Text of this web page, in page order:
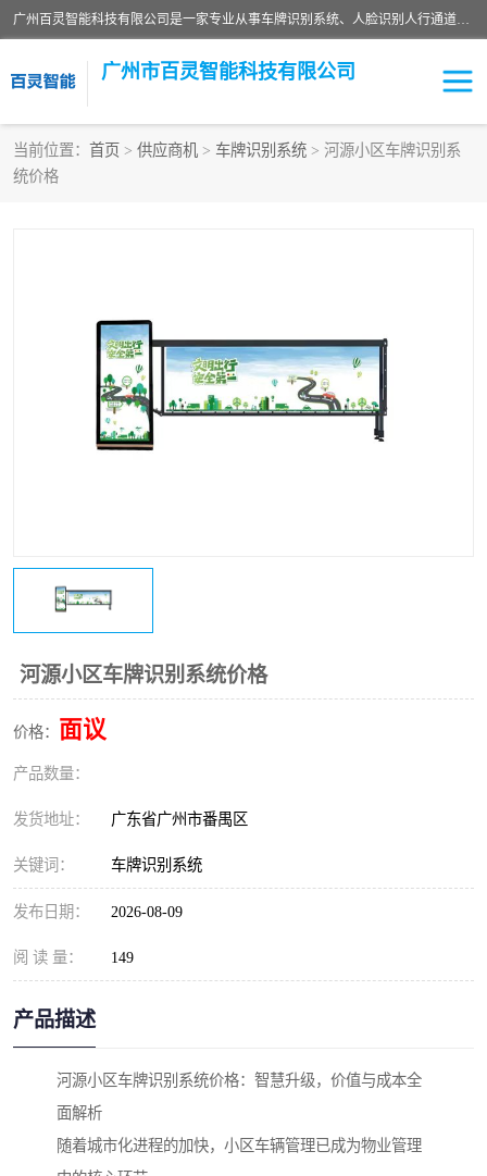
广州百灵智能科技有限公司是一家专业从事车牌识别系统、人脸识别人行通道、安防监控交通设施、停车场智能管理系统、停车场云平台、车牌识别一体机、自动道闸、通道设备、交通设施及交通划线等产品研发、生产和销售的高新技术企业。
广州市百灵智能科技有限公司
当前位置： 首页 > 供应商机 > 车牌识别系统 > 河源小区车牌识别系
统价格
河源小区车牌识别系统价格
价格： 面议
产品数量：
发货地址： 广东省广州市番禺区
关键词： 车牌识别系统
发布日期： 2026-08-09
阅 读 量： 149
产品描述
河源小区车牌识别系统价格：智慧升级，价值与成本全
面解析
随着城市化进程的加快，小区车辆管理已成为物业管理
安防监控红外报警系统